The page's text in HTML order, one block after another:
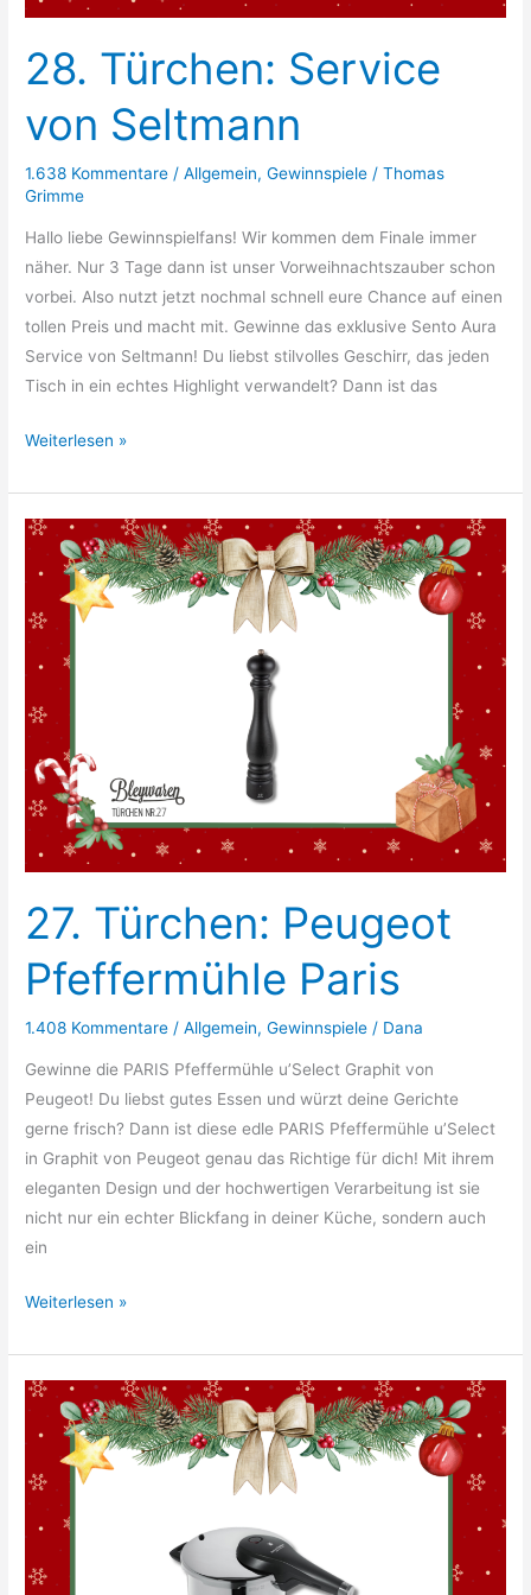
28. Türchen: Service
von Seltmann
1.638 Kommentare /Allgemein,Gewinnspiele /Thomas
Grimme
Hallo liebe Gewinnspielfans! Wir kommen dem Finale immer
näher. Nur 3 Tage dann ist unser Vorweihnachtszauber schon
vorbei. Also nutzt jetzt nochmal schnell eure Chance auf einen
tollen Preis und macht mit. Gewinne das exklusive Sento Aura
Service von Seltmann! Du liebst stilvolles Geschirr, das jeden
Tisch in ein echtes Highlight verwandelt? Dann ist das
28.
Service
von
Seltmann
Weiterlesen »
27. Türchen: Peugeot
Pfeffermühle Paris
1.408 Kommentare /Allgemein,Gewinnspiele / Dana
Gewinne die PARIS Pfeffermühle u’Select Graphit von
Peugeot! Du liebst gutes Essen und würzt deine Gerichte
gerne frisch? Dann ist diese edle PARIS Pfeffermühle u’Select
in Graphit von Peugeot genau das Richtige für dich! Mit ihrem
eleganten Design und der hochwertigen Verarbeitung ist sie
nicht nur ein echter Blickfang in deiner Küche, sondern auch
ein
27.
Peugeot
Pfeffermühle
Paris
Weiterlesen »